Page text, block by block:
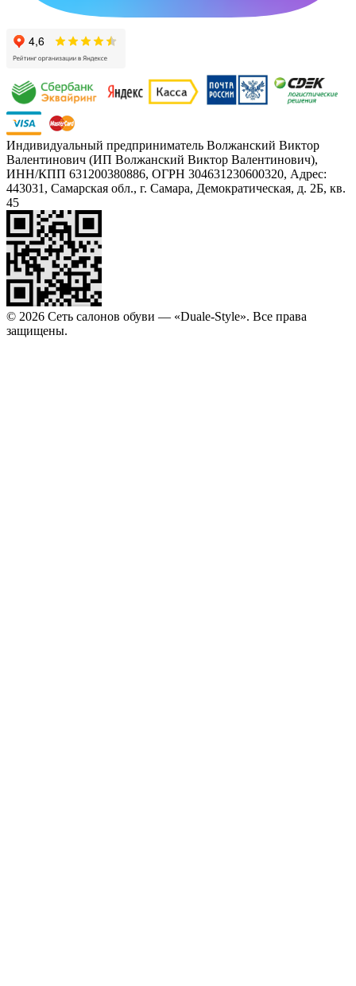
Индивидуальный предприниматель Волжанский Виктор
Валентинович (ИП Волжанский Виктор Валентинович),
ИНН/КПП 631200380886, ОГРН 304631230600320, Адрес:
443031, Самарская обл., г. Самара, Демократическая, д. 2Б, кв.
45
© 2026 Сеть салонов обуви — «Duale-Style». Все права
защищены.